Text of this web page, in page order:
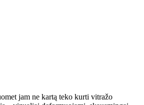
jam ne kartą teko kurti vitražo